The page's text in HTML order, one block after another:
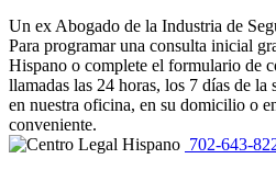
Un ex Abogado de la Industria de
Para programar una consulta inicial
Hispano o complete el formulario de
llamadas las 24 horas, los 7 días de la
en nuestra oficina, en su domicilio o
conveniente.
702-643-